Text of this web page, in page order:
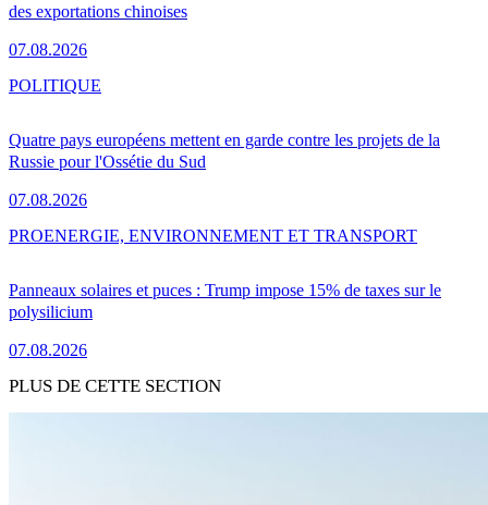
des exportations chinoises
07.08.2026
Quatre pays européens mettent en garde contre les projets de la
Russie pour l'Ossétie du Sud
07.08.2026
POLITIQUE
Panneaux solaires et puces : Trump impose 15% de taxes sur le
polysilicium
07.08.2026
PROENERGIE, ENVIRONNEMENT ET TRANSPORT
PLUS DE CETTE SECTION